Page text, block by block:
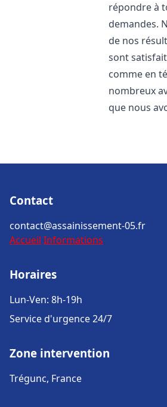
répondre à
demandes.
de nos
sont
comme en
nombreux
que nous
Contact
contact@assainissement-05.fr
Accueil Informations
Horaires
Lun-Ven: 8h-19h
Service d'urgence 24/7
Zone intervention
Trégunc, France